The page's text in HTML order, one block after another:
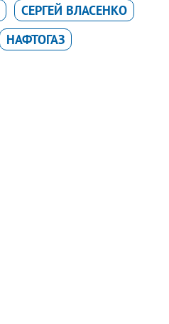
СЕРГЕЙ ВЛАСЕНКО
НАФТОГАЗ